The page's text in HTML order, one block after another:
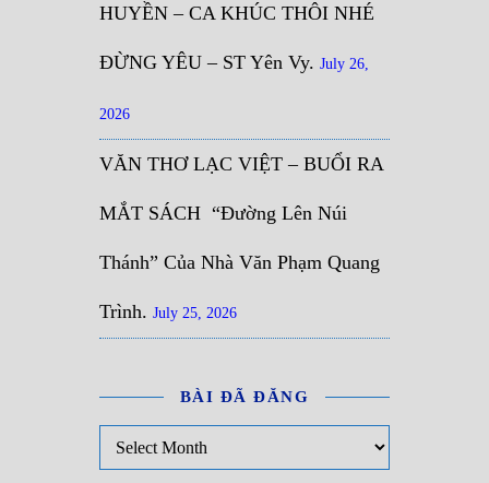
HUYỀN – CA KHÚC THÔI NHÉ
ĐỪNG YÊU – ST Yên Vy. July 26,
2026
VĂN THƠ LẠC VIỆT – BUỔI RA
MẮT SÁCH “Đường Lên Núi
Thánh” Của Nhà Văn Phạm Quang
Trình. July 25, 2026
BÀI ĐÃ ĐĂNG